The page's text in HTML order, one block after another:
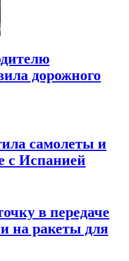
дорожного
самолеты и
с Испанией
в передаче
на ракеты для